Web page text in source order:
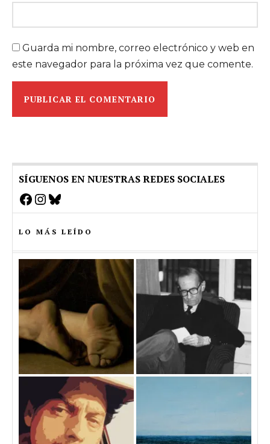
Guarda mi nombre, correo electrónico y web en
este navegador para la próxima vez que comente.
SÍGUENOS EN NUESTRAS REDES SOCIALES
Facebook
Instagram
Bluesky
LO MÁS LEÍDO